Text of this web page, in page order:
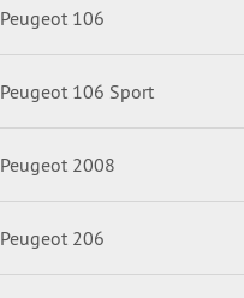
Peugeot 106
Peugeot 106 Sport
Peugeot 2008
Peugeot 206